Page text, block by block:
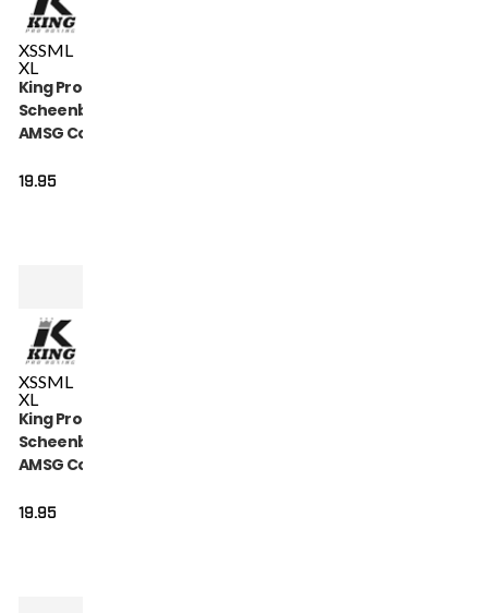
XSSML
XL
King Pro Boxing
Scheenbeschermers
AMSG Cotton (KPB
19.95
XSSML
XL
King Pro Boxing
Scheenbeschermers
AMSG Cotton (KPB
19.95